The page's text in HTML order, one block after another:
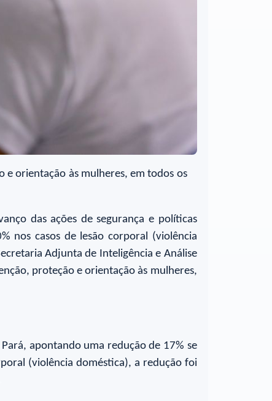
orientação às mulheres, em todos os
das ações de segurança e políticas
nos casos de lesão corporal (violência
Adjunta de Inteligência e Análise
proteção e orientação às mulheres,
apontando uma redução de 17% se
(violência doméstica), a redução foi